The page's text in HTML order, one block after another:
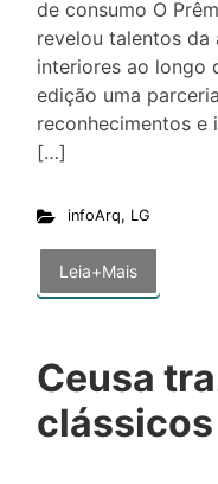
de consumo O
revelou talentos da
interiores ao longo
edição uma
reconhecimentos e
[…]
infoArq, LG
Leia+Mais
Ceusa
clássicos